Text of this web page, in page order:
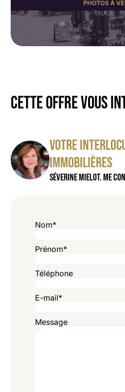
CETTE OFFRE VOUS
VOTRE
IMMOBILIÈRES
SÉVERINE MIELOT. ME
Nom*
Prénom*
Téléphone
E-mail*
Message